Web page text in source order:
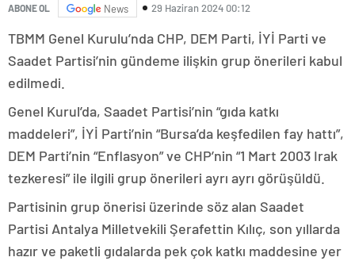
ABONE OL News 29 Haziran 2024 00:12
TBMM Genel Kurulu’nda CHP, DEM Parti, İYİ Parti ve
Saadet Partisi’nin gündeme ilişkin grup önerileri kabul
edilmedi.
Genel Kurul’da, Saadet Partisi’nin “gıda katkı
maddeleri”, İYİ Parti’nin “Bursa’da keşfedilen fay hattı”,
DEM Parti’nin “Enflasyon” ve CHP’nin “1 Mart 2003 Irak
tezkeresi” ile ilgili grup önerileri ayrı ayrı görüşüldü.
Partisinin grup önerisi üzerinde söz alan Saadet
Partisi Antalya Milletvekili Şerafettin Kılıç, son yıllarda
hazır ve paketli gıdalarda pek çok katkı maddesine yer